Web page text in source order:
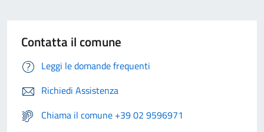
Contatta il comune
Leggi le domande frequenti
Richiedi Assistenza
Chiama il comune +39 02 9596971